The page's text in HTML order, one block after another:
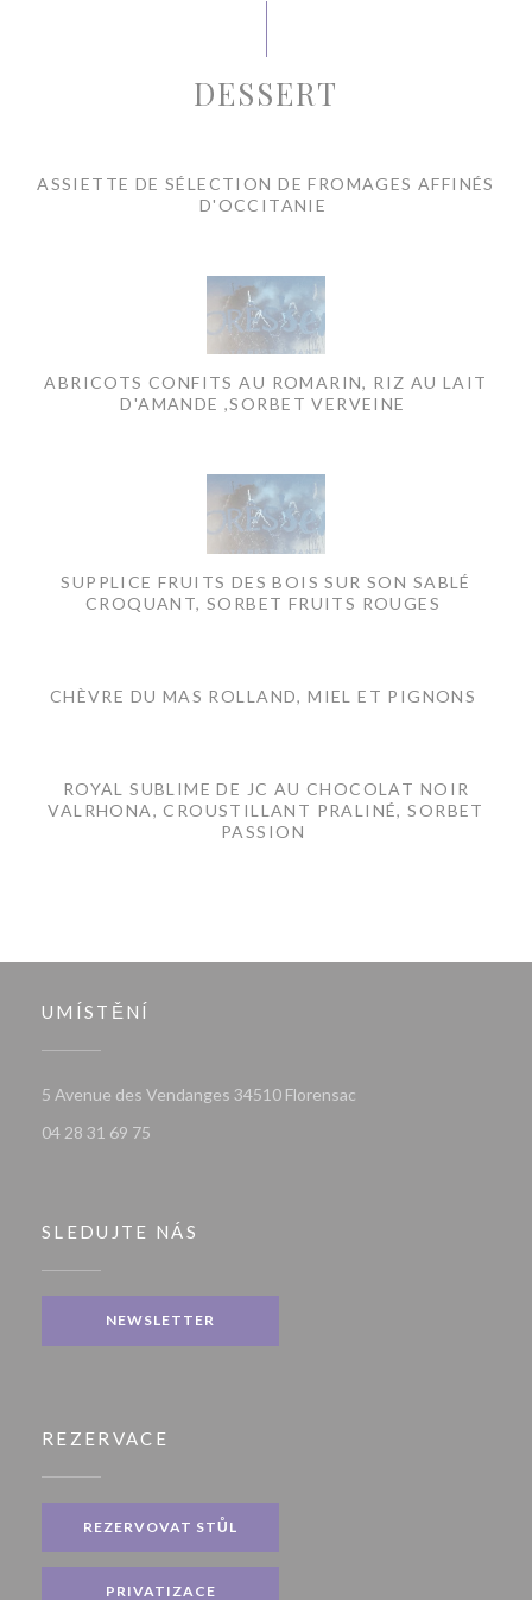
DESSERT
ASSIETTE DE SÉLECTION DE FROMAGES AFFINÉS
D'OCCITANIE
ABRICOTS CONFITS AU ROMARIN, RIZ AU LAIT
D'AMANDE ,SORBET VERVEINE
SUPPLICE FRUITS DES BOIS SUR SON SABLÉ
CROQUANT, SORBET FRUITS ROUGES
CHÈVRE DU MAS ROLLAND, MIEL ET PIGNONS
ROYAL SUBLIME DE JC AU CHOCOLAT NOIR
VALRHONA, CROUSTILLANT PRALINÉ, SORBET
PASSION
UMÍSTĚNÍ
5 Avenue des Vendanges 34510 Florensac
04 28 31 69 75
SLEDUJTE NÁS
NEWSLETTER
REZERVACE
REZERVOVAT STŮL
PRIVATIZACE